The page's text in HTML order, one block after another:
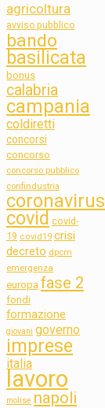
agricoltura
avviso pubblico
bando
basilicata
bonus
calabria
campania
coldiretti
concorsi
concorso
concorso pubblico
confindustria
coronavirus
covid covid-
19 covid19 crisi
decreto dpcm
emergenza
europa fase 2
fondi
formazione
giovani governo
imprese
italia
lavoro
molise napoli